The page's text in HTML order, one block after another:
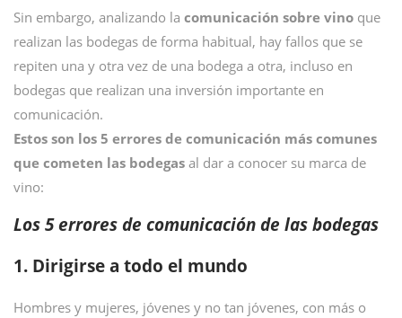
Sin embargo, analizando la comunicación sobre vino que
realizan las bodegas de forma habitual, hay fallos que se
repiten una y otra vez de una bodega a otra, incluso en
bodegas que realizan una inversión importante en
comunicación.
Estos son los 5 errores de comunicación más comunes
que cometen las bodegas al dar a conocer su marca de
vino:
Los 5 errores de comunicación de las bodegas
1. Dirigirse a todo el mundo
Hombres y mujeres, jóvenes y no tan jóvenes, con más o